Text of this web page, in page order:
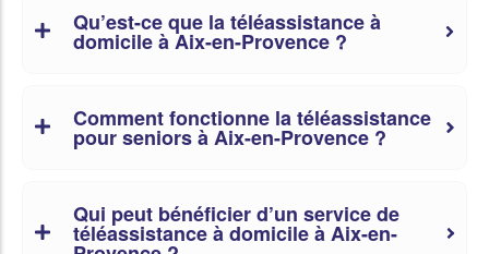
Qu’est-ce que la téléassistance à
domicile à Aix-en-Provence ?
Comment fonctionne la téléassistance
pour seniors à Aix-en-Provence ?
Qui peut bénéficier d’un service de
téléassistance à domicile à Aix-en-